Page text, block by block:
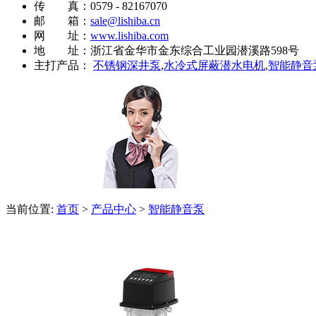
传 真：0579 - 82167070
邮 箱： sale@lishiba.cn
网 址： www.lishiba.com
地 址：浙江省金华市金东综合工业园潜溪路598号
主打产品： 不锈钢深井泵,水冷式屏蔽潜水电机,智能静音
当前位置: 首页 > 产品中心 > 智能静音泵